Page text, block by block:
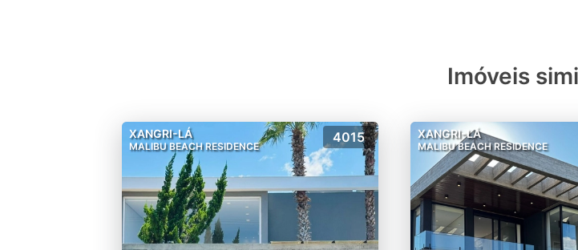
Imóveis
XANGRI-LÁ
MALIBU BEACH RESIDENCE
4015 XANGRI-LÁ
MALIBU BEACH RESIDENCE